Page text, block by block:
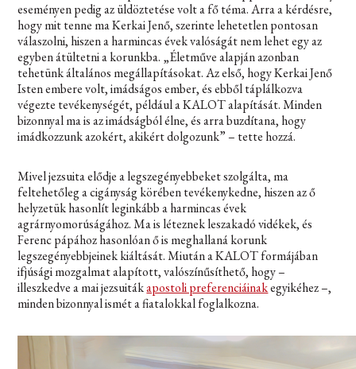
eseményen pedig az üldöztetése volt a fő téma. Arra a kérdésre,
hogy mit tenne ma Kerkai Jenő, szerinte lehetetlen pontosan
válaszolni, hiszen a harmincas évek valóságát nem lehet egy az
egyben átültetni a korunkba. „Életműve alapján azonban
tehetünk általános megállapításokat. Az első, hogy Kerkai Jenő
Isten embere volt, imádságos ember, és ebből táplálkozva
végezte tevékenységét, például a KALOT alapítását. Minden
bizonnyal ma is az imádságból élne, és arra buzdítana, hogy
imádkozzunk azokért, akikért dolgozunk” – tette hozzá.
Mivel jezsuita elődje a legszegényebbeket szolgálta, ma
feltehetőleg a cigányság körében tevékenykedne, hiszen az ő
helyzetük hasonlít leginkább a harmincas évek
agrárnyomorúságához. Ma is léteznek leszakadó vidékek, és
Ferenc pápához hasonlóan ő is meghallaná korunk
legszegényebbjeinek kiáltását. Miután a KALOT formájában
ifjúsági mozgalmat alapított, valószínűsíthető, hogy –
illeszkedve a mai jezsuitákapostoli preferenciáinakegyikéhez –,
minden bizonnyal ismét a fiatalokkal foglalkozna.